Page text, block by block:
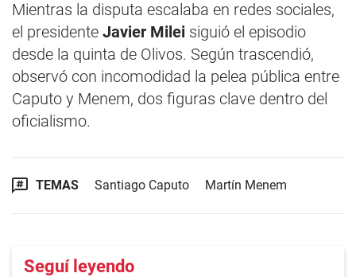
Mientras la disputa escalaba en redes sociales,
el presidente Javier Milei siguió el episodio
desde la quinta de Olivos. Según trascendió,
observó con incomodidad la pelea pública entre
Caputo y Menem, dos figuras clave dentro del
oficialismo.
TEMAS Santiago Caputo Martín Menem
Seguí leyendo